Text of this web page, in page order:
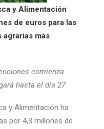
y Alimentación
de euros para las
más
comienza
hasta el día 27
y Alimentación ha
por 4,3 millones de